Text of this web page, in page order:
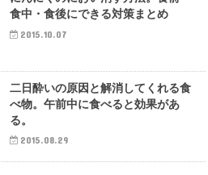
食中・食後にできる対策まとめ
2015.10.07
二日酔いの原因と解消してくれる食
べ物。午前中に食べると効果があ
る。
2015.08.29